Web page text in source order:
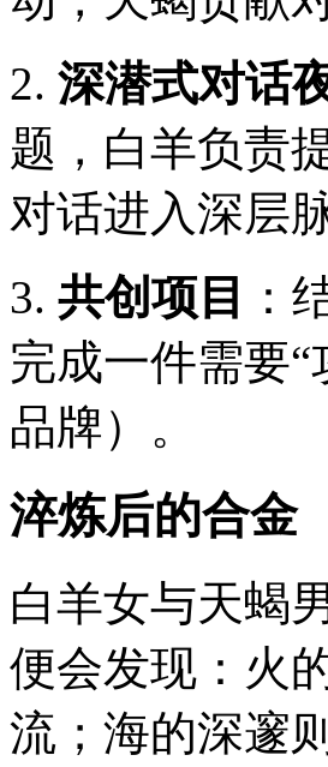
2. 深潜式对话
题，白羊负责
对话进入深层
3. 共创项目
：
完成一件需要
品牌）。
淬炼后的合金
白羊女与天蝎
便会发现：火
流；海的深邃